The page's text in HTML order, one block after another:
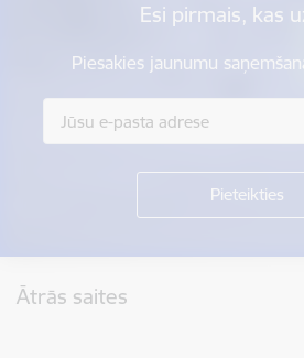
Esi pirmais, kas
Piesakies jaunumu
Ātrās saites